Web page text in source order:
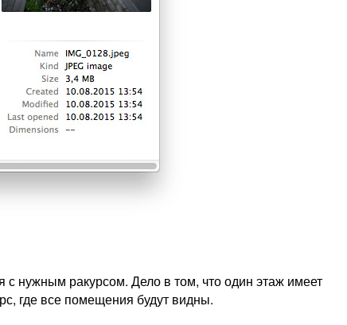
с нужным ракурсом. Дело в том, что один этаж имеет
где все помещения будут видны.